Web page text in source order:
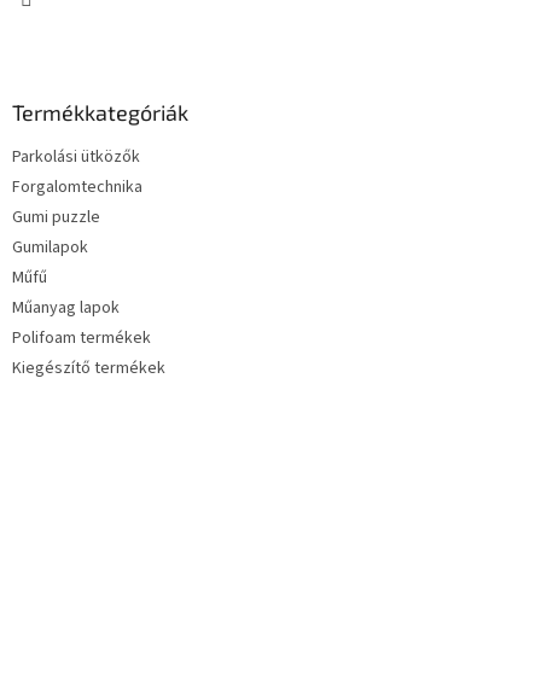
Termékkategóriák
Parkolási ütközők
Forgalomtechnika
Gumi puzzle
Gumilapok
Műfű
Műanyag lapok
Polifoam termékek
Kiegészítő termékek